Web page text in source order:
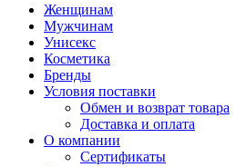
Женщинам
Мужчинам
Унисекс
Косметика
Бренды
Условия поставки
Обмен и возврат товара
Доставка и оплата
О компании
Сертификаты